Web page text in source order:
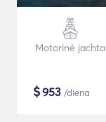
Motorinė jachta
$953 /diena